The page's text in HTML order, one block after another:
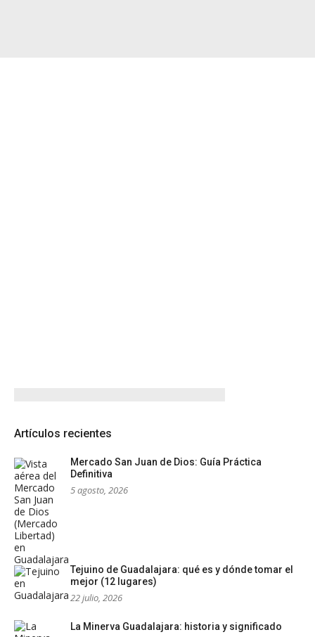
Artículos recientes
Mercado San Juan de Dios: Guía Práctica
Definitiva
5 agosto, 2026
Tejuino de Guadalajara: qué es y dónde tomar el
mejor (12 lugares)
22 julio, 2026
La Minerva Guadalajara: historia y significado